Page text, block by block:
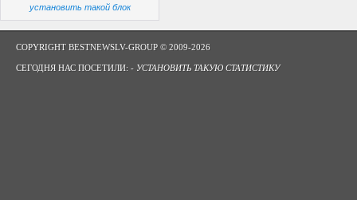
установить такой блок
COPYRIGHT BESTNEWSLV-GROUP © 2009-2026
СЕГОДНЯ НАС ПОСЕТИЛИ: - УСТАНОВИТЬ ТАКУЮ СТАТИСТИКУ